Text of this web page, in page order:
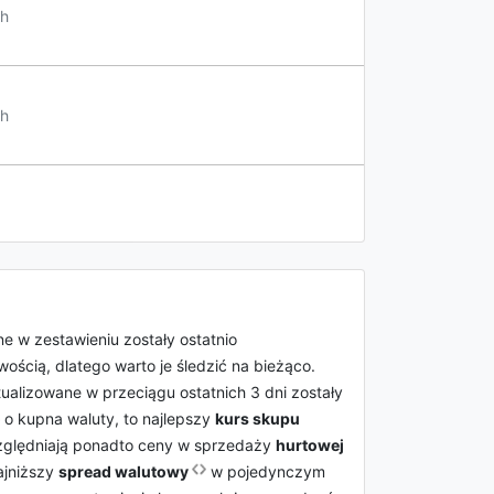
w zestawieniu zostały ostatnio
dlatego warto je śledzić na bieżąco.
w przeciągu ostatnich 3 dni zostały
kupna waluty, to najlepszy kurs skupu
ponadto ceny w sprzedaży hurtowej
spread walutowy
w pojedynczym